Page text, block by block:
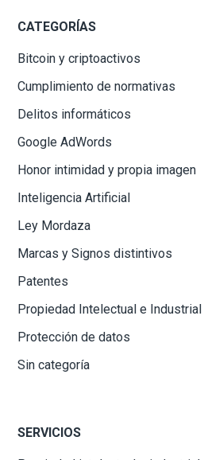
CATEGORÍAS
Bitcoin y criptoactivos
Cumplimiento de normativas
Delitos informáticos
Google AdWords
Honor intimidad y propia imagen
Inteligencia Artificial
Ley Mordaza
Marcas y Signos distintivos
Patentes
Propiedad Intelectual e Industrial
Protección de datos
Sin categoría
SERVICIOS